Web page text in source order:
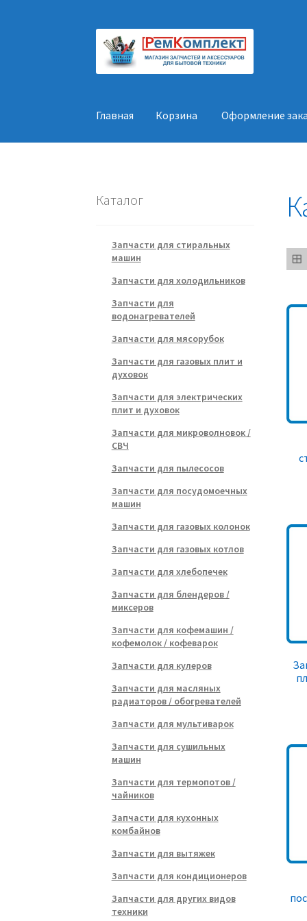
Перейти
навигации
Перейти
содержимому
Главная Корзина Оформление
Каталог
Запчасти для стиральных
машин
Запчасти для холодильников
Запчасти для
водонагревателей
Запчасти для мясорубок
Запчасти для газовых плит и
духовок
Запчасти для электрических
плит и духовок
Запчасти для микроволновок /
СВЧ
Запчасти для пылесосов
Запчасти для посудомоечных
машин
Запчасти для газовых колонок
Запчасти для газовых котлов
Запчасти для хлебопечек
Запчасти для блендеров /
миксеров
Запчасти для кофемашин /
кофемолок / кофеварок
Запчасти для кулеров
Запчасти для масляных
радиаторов / обогревателей
Запчасти для мультиварок
Запчасти для сушильных
машин
Запчасти для термопотов /
чайников
Запчасти для кухонных
комбайнов
Запчасти для вытяжек
Запчасти для кондиционеров
Запчасти для других видов
техники